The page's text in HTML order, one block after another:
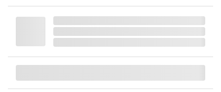
プリマヴィスタ デイトリートメントバーム ローラータイ
プ オークル05 10g
ブランド：SOFINA Primavista
本体/詰め替え：詰め替え
仕上がり：ツヤ肌